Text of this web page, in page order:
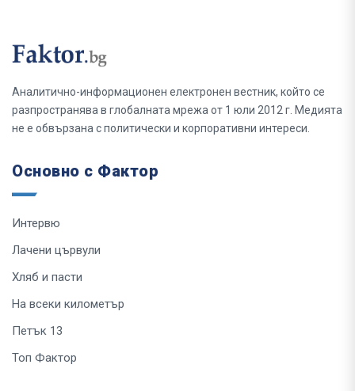
Аналитично-информационен електронен вестник, който се
разпространява в глобалната мрежа от 1 юли 2012 г. Медията
не е обвързана с политически и корпоративни интереси.
Основно с Фактор
Интервю
Лачени цървули
Хляб и пасти
На всеки километър
Петък 13
Топ Фактор